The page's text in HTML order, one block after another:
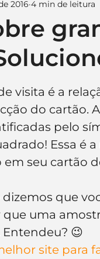
Expandir
para Empresa
nome de
2016 4 min de leitura
visita é a
do cartão.
pelo
Essa é
seu cartão
que
uma
😉
site para